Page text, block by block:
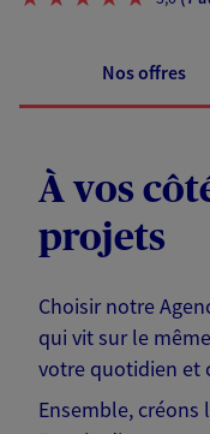
Nos offres
À vos
projets
Choisir notre
qui vit sur le
votre quotidien et
Ensemble, créons